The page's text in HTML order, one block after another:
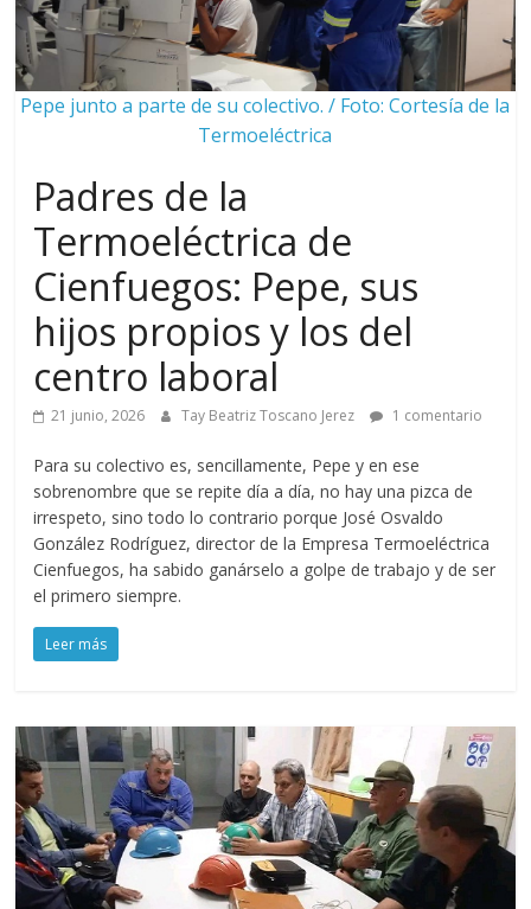
Pepe junto a parte de su colectivo. / Foto: Cortesía de la
Termoeléctrica
Padres de la
Termoeléctrica de
Cienfuegos: Pepe, sus
hijos propios y los del
centro laboral
21 junio, 2026 Tay Beatriz Toscano Jerez 1 comentario
Para su colectivo es, sencillamente, Pepe y en ese
sobrenombre que se repite día a día, no hay una pizca de
irrespeto, sino todo lo contrario porque José Osvaldo
González Rodríguez, director de la Empresa Termoeléctrica
Cienfuegos, ha sabido ganárselo a golpe de trabajo y de ser
el primero siempre.
Leer más